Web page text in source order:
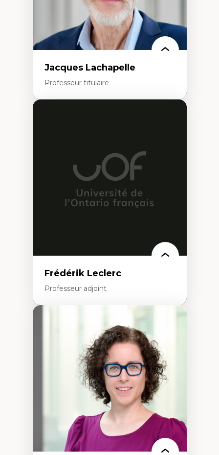
Jacques Lachapelle
Professeur titulaire
l'environnement bâti
Conception de projet en milieu existant
Analyse critique en architecture et
enseignement du design architectural et
Frédérik Leclerc
Professeur adjoint
Théories et pratiques de l’urbanisme
Urbanisme durable
Histoire de l’urbanisme
Théories sur la
territorialité/territorialisation